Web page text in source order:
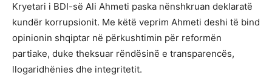
Kryetari i BDI-së Ali Ahmeti paska nënshkruan deklaratë
kundër korrupsionit. Me këtë veprim Ahmeti deshi të bind
opinionin shqiptar në përkushtimin për reformën
partiake, duke theksuar rëndësinë e transparencës,
llogaridhënies dhe integritetit.